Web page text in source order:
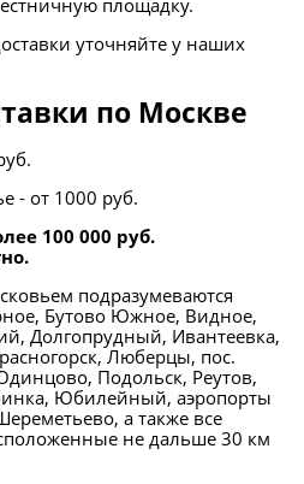
площадку.
уточняйте у наших
по Москве
- от 1000 руб.
100 000 руб.
подразумеваются
Бутово Южное, Видное,
Долгопрудный, Ивантеевка,
Люберцы, пос.
Подольск, Реутов,
Юбилейный, аэропорты
а также все
не дальше 30 км